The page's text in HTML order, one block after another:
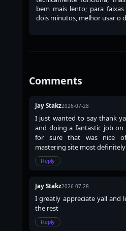
bem mais lento; para
dois minutos, melhor usar o
Comments
Jay Stakz2026-07-28
I just wanted to say thank
and doing a fantastic job
for sure that was nice
mastering site most definitely
Reply
Jay Stakz2026-07-28
I greatly appreciate yall and
the rest
Reply